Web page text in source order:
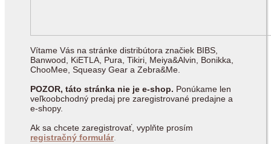
Vítame Vás na stránke distribútora značiek BIBS,
Banwood, KiETLA, Pura, Tikiri, Meiya&Alvin, Bonikka,
ChooMee, Squeasy Gear a Zebra&Me.
POZOR, táto stránka nie je e-shop. Ponúkame len
veľkoobchodný predaj pre zaregistrované predajne a
e-shopy.
Ak sa chcete zaregistrovať, vyplňte prosím
registračný formulár.